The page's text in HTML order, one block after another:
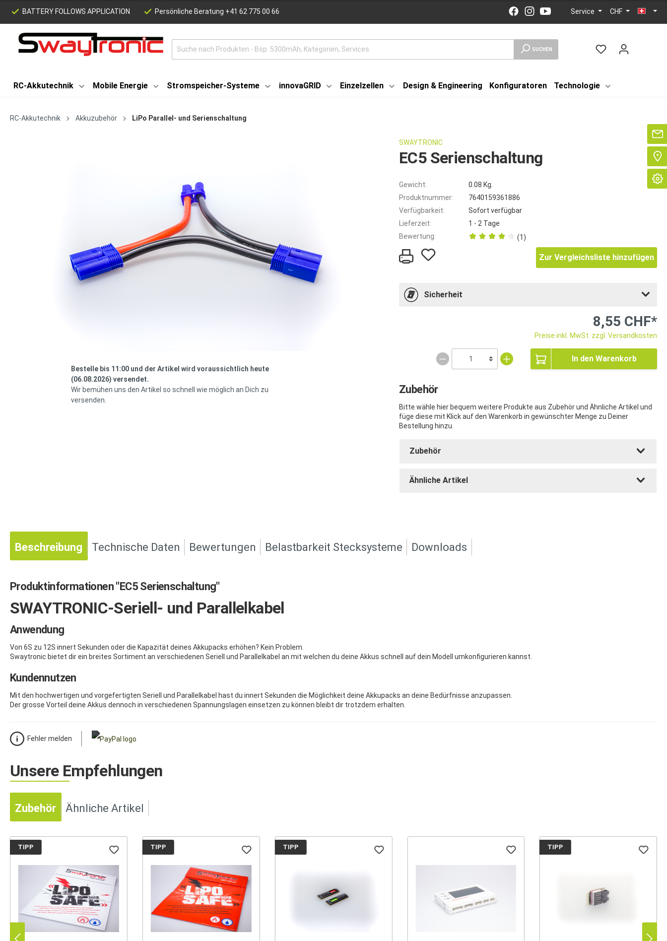
BATTERY FOLLOWS APPLICATION Persönliche Beratung +41 62 775 00 66 Service CHF
SUCHEN
RC-Akkutechnik Mobile Energie Stromspeicher-Systeme innovaGRID Einzelzellen Design & Engineering Konfiguratoren Technologie
RC-Akkutechnik Akkuzubehör LiPo Parallel- und Serienschaltung
Bestelle bis 11:00 und der Artikel wird voraussichtlich heute
(06.08.2026) versendet.
Wir bemühen uns den Artikel so schnell wie möglich an Dich zu
versenden.
SWAYTRONIC
EC5 Serienschaltung
Gewicht:
0.08 Kg.
Produktnummer:
7640159361886
Verfügbarkeit:
Sofort verfügbar
Lieferzeit:
1 - 2 Tage
Bewertung:
(1)
Zur Vergleichsliste hinzufügen
Sicherheit
8,55 CHF*
Preise inkl. MwSt. zzgl. Versandkosten
In den Warenkorb
Zubehör
Bitte wähle hier bequem weitere Produkte aus Zubehör und Ähnliche Artikel und
füge diese mit Klick auf den Warenkorb in gewünschter Menge zu Deiner
Bestellung hinzu.
Zubehör
Ähnliche Artikel
Beschreibung Technische Daten Bewertungen Belastbarkeit Stecksysteme Downloads
Produktinformationen "EC5 Serienschaltung"
SWAYTRONIC-Seriell- und Parallelkabel
Anwendung
Von 6S zu 12S innert Sekunden oder die Kapazität deines Akkupacks erhöhen? Kein Problem.
Swaytronic bietet dir ein breites Sortiment an verschiedenen Seriell und Parallelkabel an mit welchen du deine Akkus schnell auf dein Modell umkonfigurieren kannst.
Kundennutzen
Mit den hochwertigen und vorgefertigten Seriell und Parallelkabel hast du innert Sekunden die Möglichkeit deine Akkupacks an deine Bedürfnisse anzupassen.
Der grosse Vorteil deine Akkus dennoch in verschiedenen Spannungslagen einsetzen zu können bleibt dir trotzdem erhalten.
Fehler melden
Unsere Empfehlungen
Zubehör Ähnliche Artikel
TIPP TIPP TIPP TIPP